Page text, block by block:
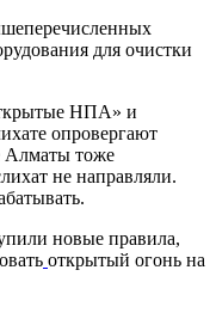
для очистки
НПА» и
опровергают
Алматы тоже
не направляли.
новые правила,
открытый огонь на